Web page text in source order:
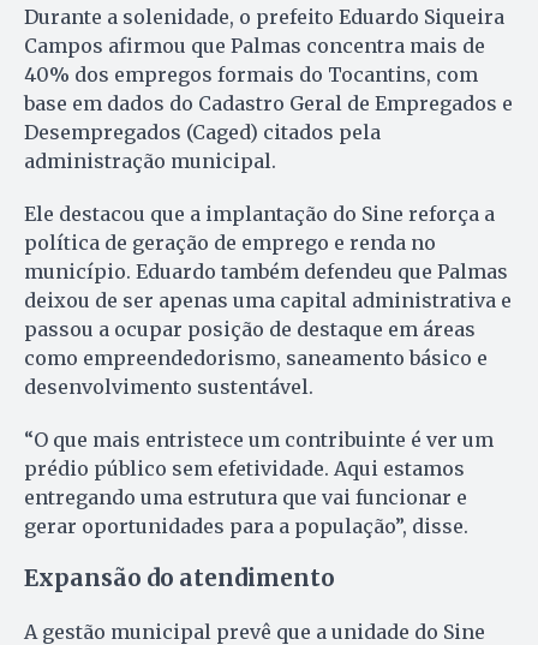
Durante a solenidade, o prefeito Eduardo Siqueira
Campos afirmou que Palmas concentra mais de
40% dos empregos formais do Tocantins, com
base em dados do Cadastro Geral de Empregados e
Desempregados (Caged) citados pela
administração municipal.
Ele destacou que a implantação do Sine reforça a
política de geração de emprego e renda no
município. Eduardo também defendeu que Palmas
deixou de ser apenas uma capital administrativa e
passou a ocupar posição de destaque em áreas
como empreendedorismo, saneamento básico e
desenvolvimento sustentável.
“O que mais entristece um contribuinte é ver um
prédio público sem efetividade. Aqui estamos
entregando uma estrutura que vai funcionar e
gerar oportunidades para a população”, disse.
Expansão do atendimento
A gestão municipal prevê que a unidade do Sine